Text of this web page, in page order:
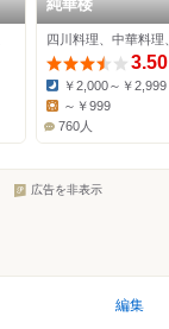
純華楼
四川料理、中華料理
3.50
Dinner:
￥2,000～￥2,999
～￥999
760人
広告を非表示
編集